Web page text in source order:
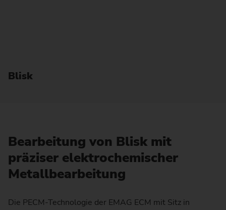
Blisk
Bearbeitung von Blisk mit
präziser elektrochemischer
Metallbearbeitung
Die PECM-Technologie der EMAG ECM mit Sitz in